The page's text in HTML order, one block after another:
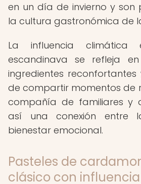
en un día de invierno y son
la cultura gastronómica de
La influencia
escandinava se refleja
ingredientes
de compartir momentos de
compañía de familiares y
así una conexión entre
bienestar emocional.
Pasteles de
clásico con